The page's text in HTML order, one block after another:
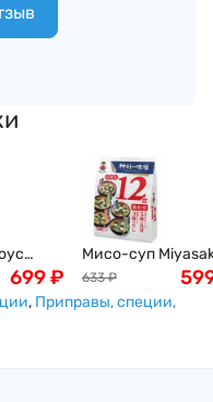
699₽
Мисо-суп
с белой пастой,
ассорти, 12
633 ₽
, Приправы, специи,